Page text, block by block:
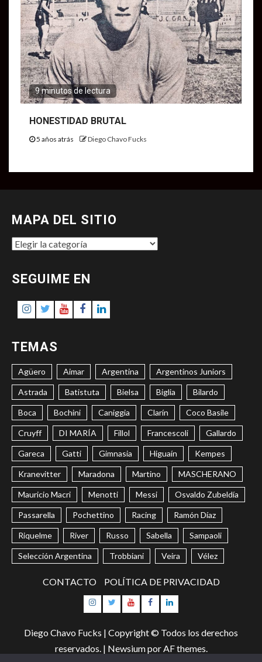
9 minutos de lectura
HONESTIDAD BRUTAL
5 años atrás Diego Chavo Fucks
MAPA DEL SITIO
MAPA
SITIO
SEGUIME EN
Instagram
TwitterYoutubeFacebookLinkedIn
TEMAS
Agüero Aimar Argentina Argentinos Juniors
Astrada Batistuta Bielsa Biglia Bilardo
Boca Bochini Caniggia Clarín Coco Basile
Cruyff DI MARÍA Fillol Francescoli Gallardo
Gareca Gatti Gimnasia Higuaín Kempes
Kranevitter Maradona Martino MASCHERANO
Mauricio Macri Menotti Messi Osvaldo Zubeldía
Passarella Pochettino Racing Ramón Díaz
Riquelme River Russo Sabella Sampaoli
Selección Argentina Trobbiani Veira Vélez
CONTACTO POLÍTICA DE PRIVACIDAD
Instagram
TwitterYoutubeFacebookLinkedIn
Diego Chavo Fucks | Copyright © Todos los derechos
reservados. | Newsiumpor AF themes.